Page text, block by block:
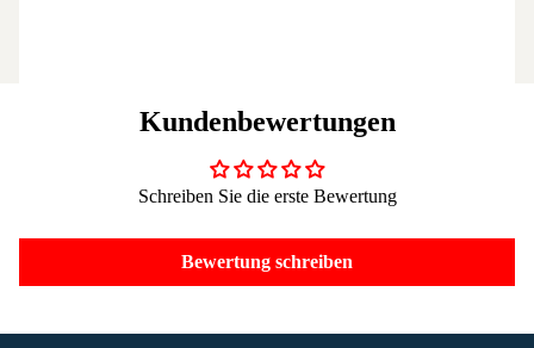
Kundenbewertungen
Schreiben Sie die erste Bewertung
Bewertung schreiben